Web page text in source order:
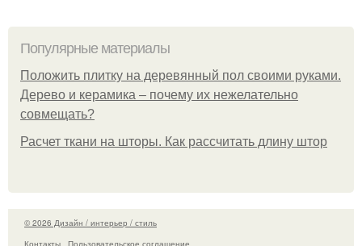
Популярные материалы
Положить плитку на деревянный пол своими руками.
Дерево и керамика – почему их нежелательно
совмещать?
Расчет ткани на шторы. Как рассчитать длину штор
© 2026 Дизайн / интерьер / стиль